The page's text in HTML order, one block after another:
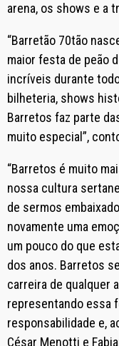
arena, os shows e a
“Barretão 70tão
maior festa de peão
incríveis durante
bilheteria, shows
Barretos faz parte
muito especial”,
“Barretos é muito
nossa cultura
de sermos
novamente uma
um pouco do que
dos anos. Barretos
carreira de qualquer
representando essa
responsabilidade e,
César Menotti e